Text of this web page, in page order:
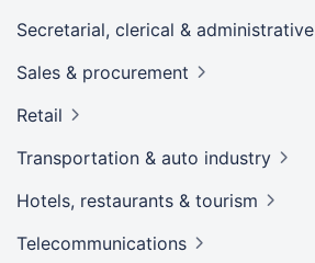
Secretarial, clerical & administrative
Sales & procurement
Retail
Transportation & auto industry
Hotels, restaurants & tourism
Telecommunications